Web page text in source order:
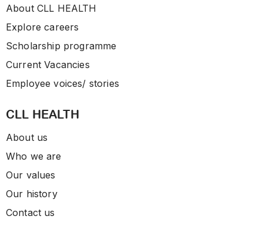
About CLL HEALTH
Explore careers
Scholarship programme
Current Vacancies
Employee voices/ stories
CLL HEALTH
About us
Who we are
Our values
Our history
Contact us